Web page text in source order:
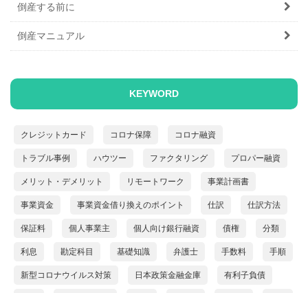
倒産する前に
倒産マニュアル
KEYWORD
クレジットカード コロナ保障 コロナ融資
トラブル事例 ハウツー ファクタリング プロパー融資
メリット・デメリット リモートワーク 事業計画書
事業資金 事業資金借り換えのポイント 仕訳 仕訳方法
保証料 個人事業主 個人向け銀行融資 債権 分類
利息 勘定科目 基礎知識 弁護士 手数料 手順
新型コロナウイルス対策 日本政策金融金庫 有利子負債